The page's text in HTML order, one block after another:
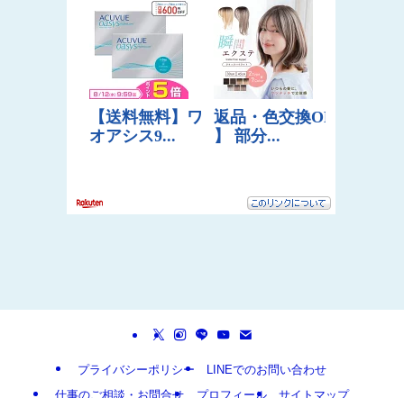
プライバシーポリシー
LINEでのお問い合わせ
仕事のご相談・お問合せ
プロフィール サイトマップ